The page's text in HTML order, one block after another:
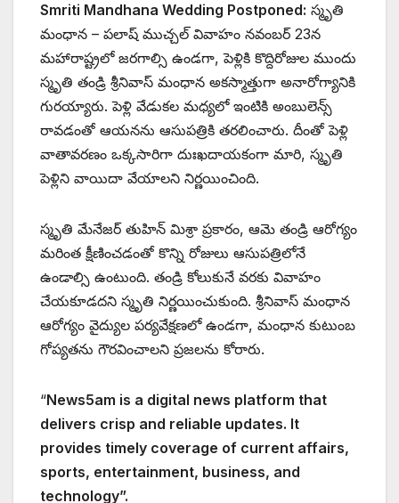
Smriti Mandhana Wedding Postponed: స్మృతి
మంధాన – పలాష్ ముచ్చల్ వివాహం నవంబర్ 23న
మహారాష్ట్రలో జరగాల్సి ఉండగా, పెళ్లికి కొద్దిరోజుల ముందు
స్మృతి తండ్రి శ్రీనివాస్ మంధాన అకస్మాత్తుగా అనారోగ్యానికి
గురయ్యారు. పెళ్లి వేడుకల మధ్యలో ఇంటికి అంబులెన్స్
రావడంతో ఆయనను ఆసుపత్రికి తరలించారు. దీంతో పెళ్లి
వాతావరణం ఒక్కసారిగా దుఃఖదాయకంగా మారి, స్మృతి
పెళ్లిని వాయిదా వేయాలని నిర్ణయించింది.
స్మృతి మేనేజర్ తుహిన్ మిశ్రా ప్రకారం, ఆమె తండ్రి ఆరోగ్యం
మరింత క్షీణించడంతో కొన్ని రోజులు ఆసుపత్రిలోనే
ఉండాల్సి ఉంటుంది. తండ్రి కోలుకునే వరకు వివాహం
చేయకూడదని స్మృతి నిర్ణయించుకుంది. శ్రీనివాస్ మంధాన
ఆరోగ్యం వైద్యుల పర్యవేక్షణలో ఉండగా, మంధాన కుటుంబ
గోప్యతను గౌరవించాలని ప్రజలను కోరారు.
“News5am is a digital news platform that
delivers crisp and reliable updates. It
provides timely coverage of current affairs,
sports, entertainment, business, and
technology”.